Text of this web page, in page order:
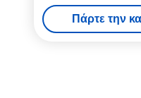
Πάρτε την